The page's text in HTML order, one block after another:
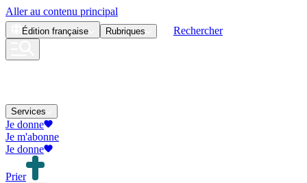
Aller au contenu principal
Édition française Rubriques Rechercher
Services
Je donne
Je m'abonne
Je donne
Prier